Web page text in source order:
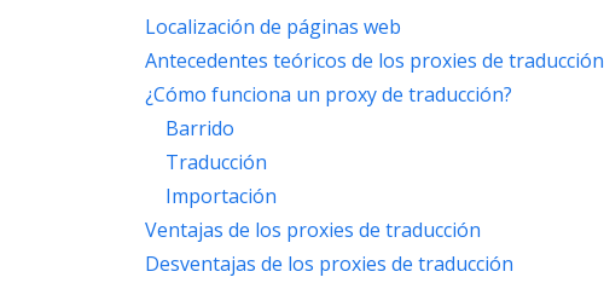
Localización de páginas web
Antecedentes teóricos de los proxies de traducción
¿Cómo funciona un proxy de traducción?
Barrido
Traducción
Importación
Ventajas de los proxies de traducción
Desventajas de los proxies de traducción